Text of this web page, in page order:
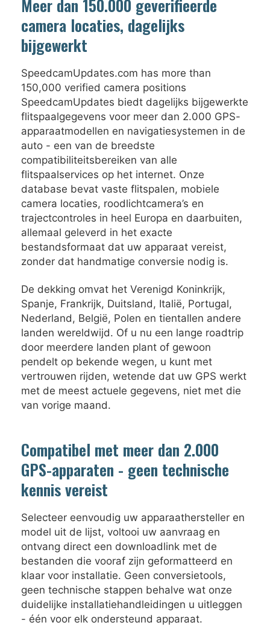
Meer dan 150.000 geverifieerde
camera locaties, dagelijks
bijgewerkt
SpeedcamUpdates.com has more than
150,000 verified camera positions
SpeedcamUpdates biedt dagelijks bijgewerkte
flitspaalgegevens voor meer dan 2.000 GPS-
apparaatmodellen en navigatiesystemen in de
auto - een van de breedste
compatibiliteitsbereiken van alle
flitspaalservices op het internet. Onze
database bevat vaste flitspalen, mobiele
camera locaties, roodlichtcamera’s en
trajectcontroles in heel Europa en daarbuiten,
allemaal geleverd in het exacte
bestandsformaat dat uw apparaat vereist,
zonder dat handmatige conversie nodig is.
De dekking omvat het Verenigd Koninkrijk,
Spanje, Frankrijk, Duitsland, Italië, Portugal,
Nederland, België, Polen en tientallen andere
landen wereldwijd. Of u nu een lange roadtrip
door meerdere landen plant of gewoon
pendelt op bekende wegen, u kunt met
vertrouwen rijden, wetende dat uw GPS werkt
met de meest actuele gegevens, niet met die
van vorige maand.
Compatibel met meer dan 2.000
GPS-apparaten - geen technische
kennis vereist
Selecteer eenvoudig uw apparaathersteller en
model uit de lijst, voltooi uw aanvraag en
ontvang direct een downloadlink met de
bestanden die vooraf zijn geformatteerd en
klaar voor installatie. Geen conversietools,
geen technische stappen behalve wat onze
duidelijke installatiehandleidingen u uitleggen
- één voor elk ondersteund apparaat.